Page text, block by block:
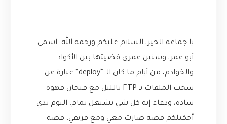
يا جماعة الخير، السلام عليكم ورحمة الله. اسمي
أبو عمر، وسنين عمري قضيتها بين الأكواد
والخوادم، من أيام ما كان الـ “deploy” عبارة عن
سحب الملفات بـ FTP بالليل مع فنجان قهوة
سادة، ودعاء إنه كل شي يشتغل تمام. اليوم بدي
أحكيلكم قصة صارت معي ومع فريقي، قصة